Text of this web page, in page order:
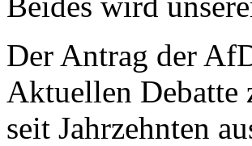
Der Antrag der
Aktuellen Debatte
seit Jahrzehnten